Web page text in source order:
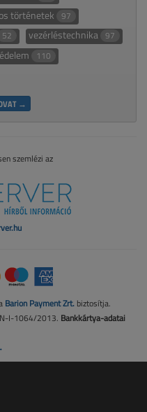
történetek 97
52 vezérléstechnika 97
110
→
szemlézi az
Barion Payment Zrt. biztosítja.
I-1064/2013. Bankkártya-adatai